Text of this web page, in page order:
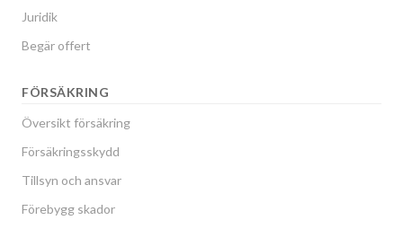
Juridik
Begär offert
FÖRSÄKRING
Översikt försäkring
Försäkringsskydd
Tillsyn och ansvar
Förebygg skador